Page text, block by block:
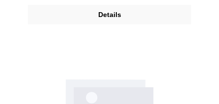
Details